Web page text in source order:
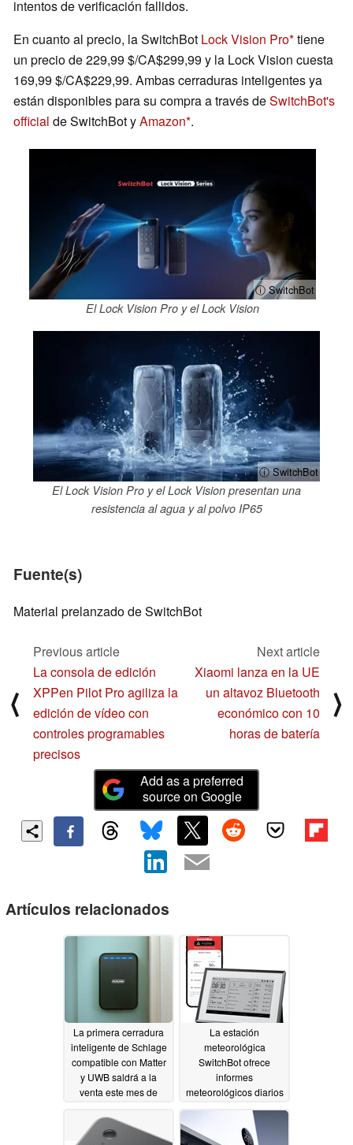
intentos de verificación fallidos.
En cuanto al precio, la SwitchBot Lock Vision Pro tiene
un precio de 229,99 $/CA$299,99 y la Lock Vision cuesta
169,99 $/CA$229,99. Ambas cerraduras inteligentes ya
están disponibles para su compra a través deSwitchBot's
official de SwitchBot yAmazon .
ⓘ SwitchBot
El Lock Vision Pro y el Lock Vision
ⓘ SwitchBot
El Lock Vision Pro y el Lock Vision presentan una
resistencia al agua y al polvo IP65
Fuente(s)
Material prelanzado de SwitchBot
⟨
Previous article
La consola de edición
XPPen Pilot Pro agiliza la
edición de vídeo con
controles programables
precisos
Next article
Xiaomi lanza en la UE
un altavoz Bluetooth
económico con 10
horas de batería
⟩
Add as a preferred
source on Google
Artículos relacionados
La primera cerradura
inteligente de Schlage
compatible con Matter
y UWB saldrá a la
venta este mes de
06/17/2026
La estación
meteorológica
SwitchBot ofrece
informes
meteorológicos diarios
y alertas de calendario
personales con control
doméstico inteligente